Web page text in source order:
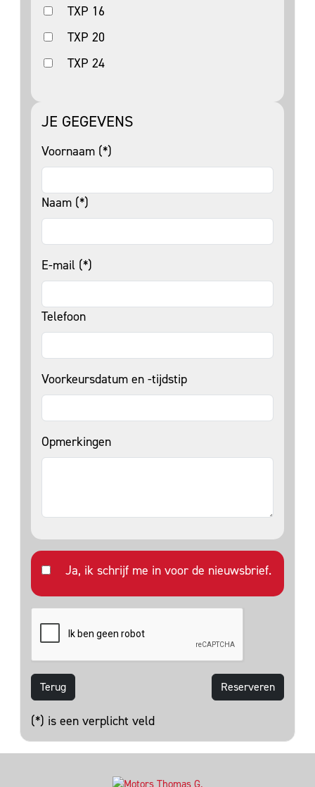
TXP 16
TXP 20
TXP 24
JE GEGEVENS
Voornaam (*)
Naam (*)
E-mail (*)
Telefoon
Voorkeursdatum en -tijdstip
Opmerkingen
Ja, ik schrijf me in voor de nieuwsbrief.
Terug
(*) is een verplicht veld